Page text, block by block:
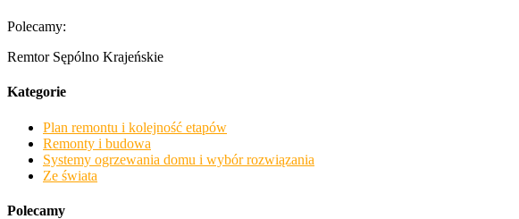
Polecamy:
Remtor Sępólno Krajeńskie
Kategorie
Plan remontu i kolejność etapów
Remonty i budowa
Systemy ogrzewania domu i wybór rozwiązania
Ze świata
Polecamy